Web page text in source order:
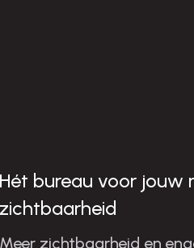
Hét bureau voor jouw
zichtbaarheid
Meer zichtbaarheid en